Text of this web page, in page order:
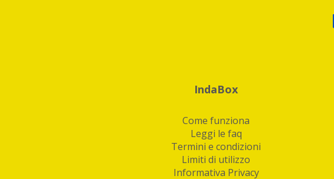
IndaBox
Come funziona
Leggi le faq
Termini e condizioni
Limiti di utilizzo
Informativa Privacy